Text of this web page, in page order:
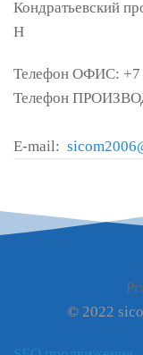
Кондратьевский
Н
Телефон ОФИС: +7
Телефон
E-mail:
© 2022